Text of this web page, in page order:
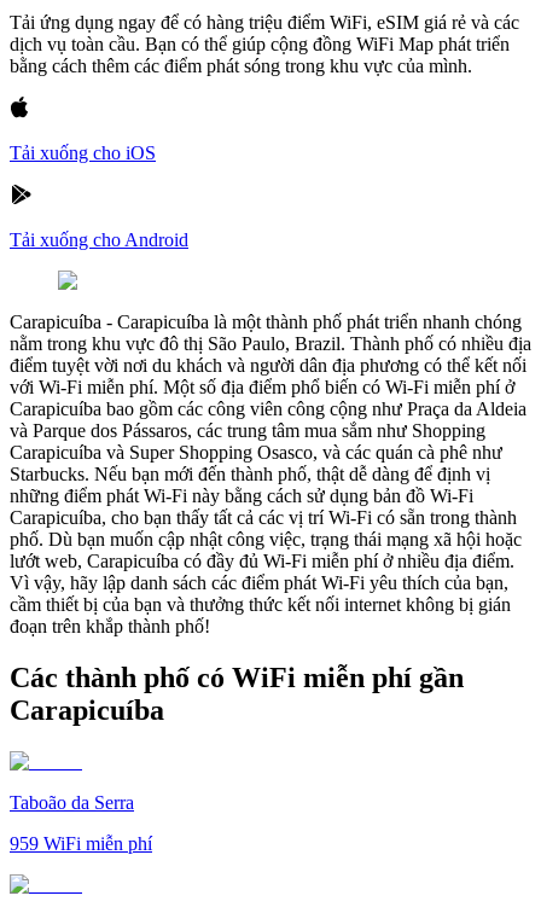
Tải ứng dụng ngay để có hàng triệu điểm WiFi, eSIM giá rẻ và các
dịch vụ toàn cầu. Bạn có thể giúp cộng đồng WiFi Map phát triển
bằng cách thêm các điểm phát sóng trong khu vực của mình.
Tải xuống cho iOS
Tải xuống cho Android
Carapicuíba - Carapicuíba là một thành phố phát triển nhanh chóng
nằm trong khu vực đô thị São Paulo, Brazil. Thành phố có nhiều địa
điểm tuyệt vời nơi du khách và người dân địa phương có thể kết nối
với Wi-Fi miễn phí. Một số địa điểm phổ biến có Wi-Fi miễn phí ở
Carapicuíba bao gồm các công viên công cộng như Praça da Aldeia
và Parque dos Pássaros, các trung tâm mua sắm như Shopping
Carapicuíba và Super Shopping Osasco, và các quán cà phê như
Starbucks. Nếu bạn mới đến thành phố, thật dễ dàng để định vị
những điểm phát Wi-Fi này bằng cách sử dụng bản đồ Wi-Fi
Carapicuíba, cho bạn thấy tất cả các vị trí Wi-Fi có sẵn trong thành
phố. Dù bạn muốn cập nhật công việc, trạng thái mạng xã hội hoặc
lướt web, Carapicuíba có đầy đủ Wi-Fi miễn phí ở nhiều địa điểm.
Vì vậy, hãy lập danh sách các điểm phát Wi-Fi yêu thích của bạn,
cầm thiết bị của bạn và thưởng thức kết nối internet không bị gián
đoạn trên khắp thành phố!
Các thành phố có WiFi miễn phí gần
Carapicuíba
Taboão da Serra
959 WiFi miễn phí